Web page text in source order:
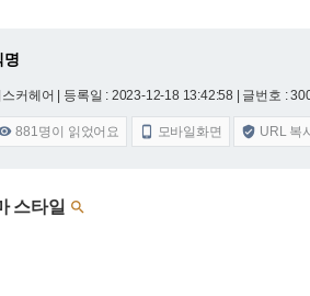
명
커헤어 | 등록일 : 2023-12-18 13:42:58 | 글번호 :
881명이 읽었어요  모바일화면  URL 복
스타일 